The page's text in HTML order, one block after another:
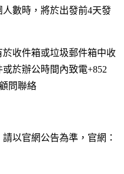
數時，將於出發前4天發
收件箱或垃圾郵件箱中收
於辦公時間內致電+852
問聯絡
以官網公告為準，官網：